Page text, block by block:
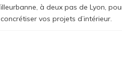
à deux pas de Lyon,
vos projets d’intérieur.